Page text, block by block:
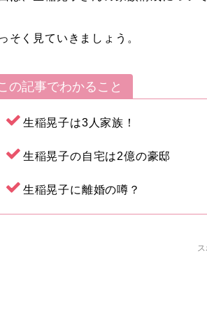
そく見ていきましょう。
の記事でわかること
生稲晃子は3人家族！
生稲晃子の自宅は2億の豪邸
生稲晃子に離婚の噂？